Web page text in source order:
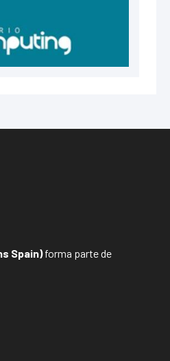
Spain)forma parte de